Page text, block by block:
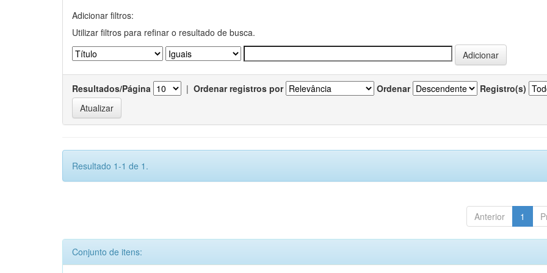
Adicionar filtros:
Utilizar filtros para refinar o resultado de busca.
Resultados/Página | Ordenar registros por Ordenar Registro(s)
Resultado 1-1 de 1.
Anterior 1
Conjunto de itens: